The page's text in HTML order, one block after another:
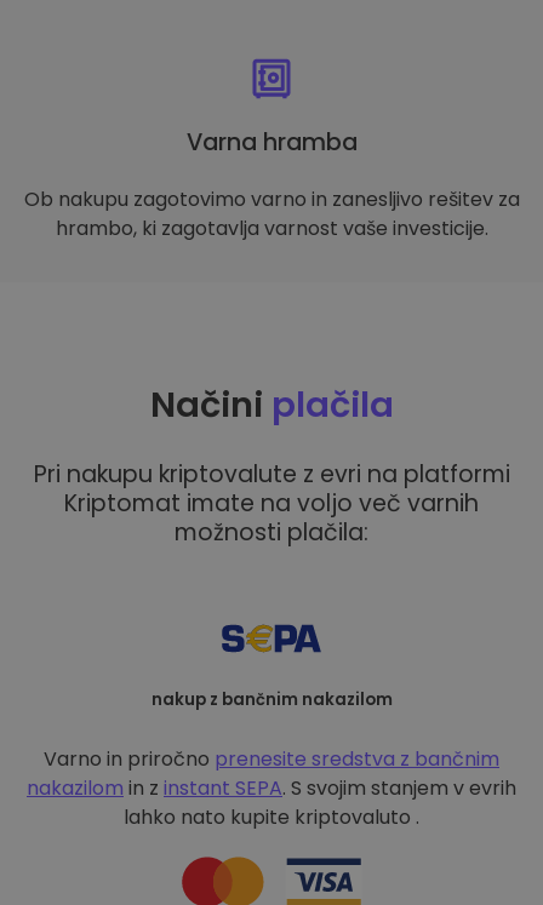
Varna hramba
Ob nakupu zagotovimo varno in zanesljivo rešitev za
hrambo, ki zagotavlja varnost vaše investicije.
Načini plačila
Pri nakupu kriptovalute z evri na platformi
Kriptomat imate na voljo več varnih
možnosti plačila:
nakup z bančnim nakazilom
Varno in priročno prenesite sredstva z bančnim
nakazilom in z instant SEPA. S svojim stanjem v evrih
lahko nato kupite kriptovaluto .